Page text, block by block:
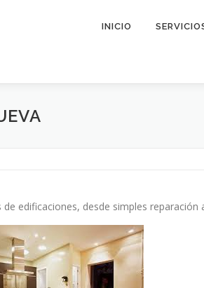
INICIO
edificaciones, desde simples reparación